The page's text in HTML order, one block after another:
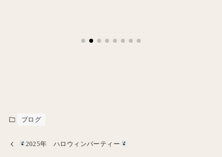
ブログ
2025年 ハロウィンパーティー